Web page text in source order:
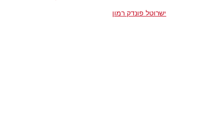
ישרוטל פונדק רמון